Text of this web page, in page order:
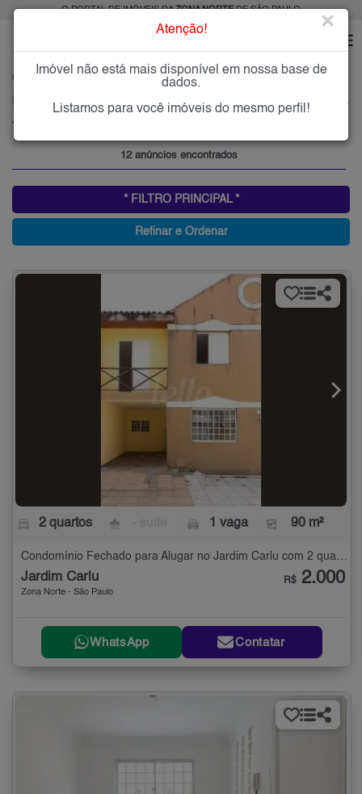
O PORTAL DE IMÓVEIS DAZONA NORTEDE SÃO PAULO
JARDIM CARLU
Imóveis para Alugar no Jardim Carlu, Zona Norte de São Paulo, SP
Jardim Carlu, Zona Norte
12 anúncios encontrados
* FILTRO PRINCIPAL *
Refinar e Ordenar
2 quartos 1 vaga 90 m²
Condomínio Fechado para Alugar no Jardim Carlu com 2 quartos - 90 m²
Jardim Carlu
Zona Norte - São Paulo
R$ 2.000
WhatsApp Contatar
Atenção! ×
Imóvel não está mais disponível em nossa base de
dados.
Listamos para você imóveis do mesmo perfil!